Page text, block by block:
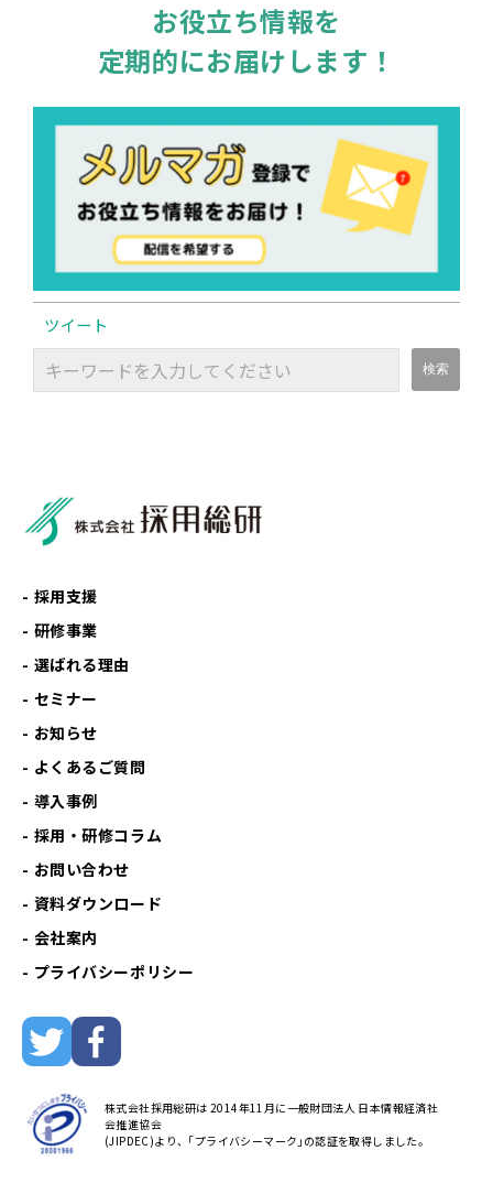
お役立ち情報を
定期的にお届けします！
ツイート
採用支援
研修事業
選ばれる理由
セミナー
お知らせ
よくあるご質問
導入事例
採用・研修コラム
お問い合わせ
資料ダウンロード
会社案内
プライバシーポリシー
株式会社採用総研は 2014年11月に一般財団法人 日本情報経済社
会推進協会
(JIPDEC)より、｢プライバシーマーク｣の認証を取得しました。